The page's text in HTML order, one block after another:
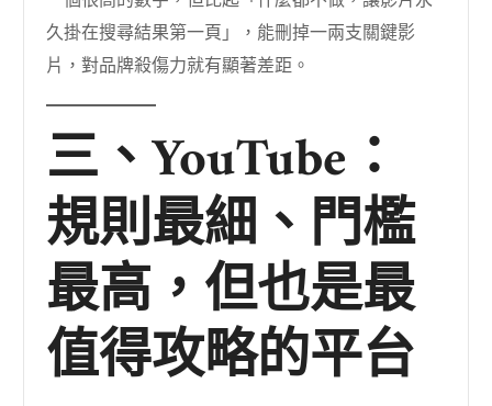
久掛在搜尋結果第一頁」，能刪掉一兩支關鍵影
片，對品牌殺傷力就有顯著差距。
三、YouTube：
規則最細、門檻
最高，但也是最
值得攻略的平台